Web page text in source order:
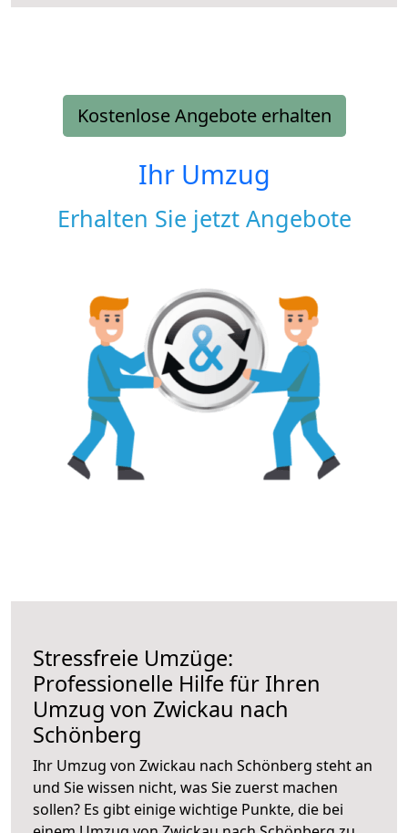
Kostenlose Angebote erhalten
Ihr Umzug
Erhalten Sie jetzt Angebote
Stressfreie Umzüge:
Professionelle Hilfe für Ihren
Umzug von Zwickau nach
Schönberg
Ihr Umzug von Zwickau nach Schönberg steht an
und Sie wissen nicht, was Sie zuerst machen
sollen? Es gibt einige wichtige Punkte, die bei